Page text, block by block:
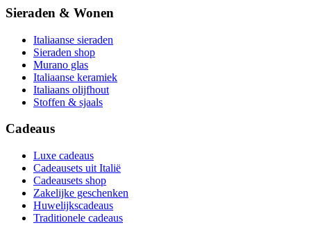
Sieraden & Wonen
Italiaanse sieraden
Sieraden shop
Murano glas
Italiaanse keramiek
Italiaans olijfhout
Stoffen & sjaals
Cadeaus
Luxe cadeaus
Cadeausets uit Italië
Cadeausets shop
Zakelijke geschenken
Huwelijkscadeaus
Traditionele cadeaus